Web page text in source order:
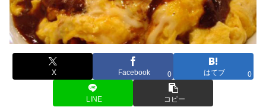
X Facebook 0 はてブ 0
LINE コピー